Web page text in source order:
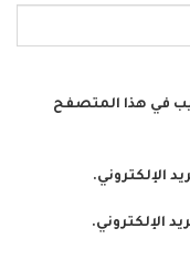
في هذا المتصفح
الإلكتروني.
الإلكتروني.